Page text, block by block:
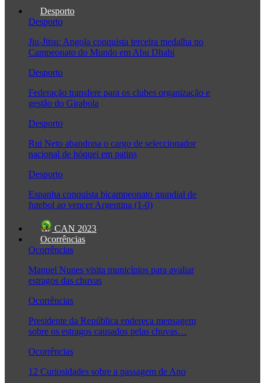
Desporto
Desporto
Jiu-Jitsu: Angola conquista terceira medalha no
Campeonato do Mundo em Abu Dhabi
Desporto
Federação transfere para os clubes organização e
gestão do Girabola
Desporto
Rui Neto abandona o cargo de seleccionador
nacional de hóquei em patins
Desporto
Espanha conquista bicampeonato mundial de
futebol ao vencer Argentina (1-0)
CAN 2023
Ocorrências
Ocorrências
Manuel Nunes visita municípios para avaliar
estragos das chuvas
Ocorrências
Presidente da República endereça mensagem
sobre os estragos causados pelas chuvas…
Ocorrências
12 Curiosidades sobre a passagem de Ano